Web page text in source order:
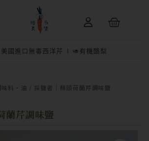
購
美國進口無毒西洋芹 🥑有機酪梨
味料・油 / 採鹽者｜蒜頭荷蘭芹調味鹽
蘭芹調味鹽